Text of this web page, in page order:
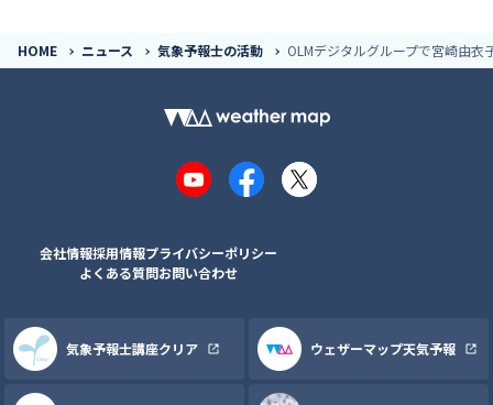
HOME ニュース 気象予報士の活動 OLMデジタルグループで宮崎由衣
YouTubeFacebook
X
会社情報採用情報プライバシーポリシー
よくある質問お問い合わせ
気象予報士講座クリア ウェザーマップ天気予報